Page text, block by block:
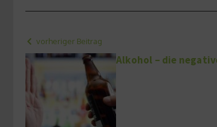
vorheriger Beitrag
Alkohol – die